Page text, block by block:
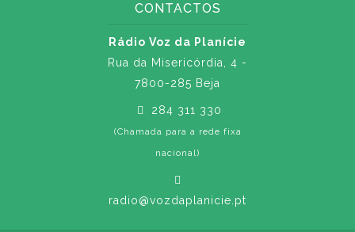
CONTACTOS
Rádio Voz da Planície
Rua da Misericórdia, 4 -
7800-285 Beja
284 311 330
(Chamada para a rede fixa
nacional)
radio@vozdaplanicie.pt